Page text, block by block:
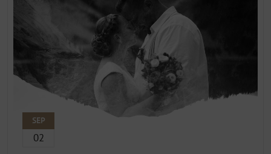
SEP
02